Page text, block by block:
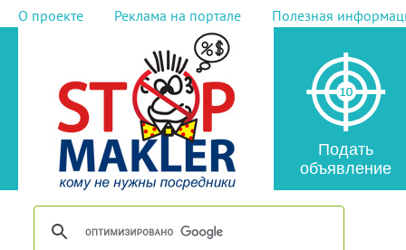
О проекте Реклама на портале Полезная
Подать
объявление